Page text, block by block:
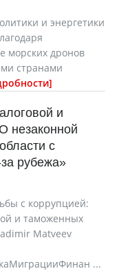
и энергетики
морских дронов
странами
и
незаконной
с
рубежа»
с коррупцией:
и таможенных
Matveev
...